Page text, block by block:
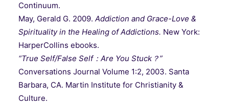
Continuum.
May, Gerald G. 2009. Addiction and Grace-Love &
Spirituality in the Healing of Addictions. New York:
HarperCollins ebooks.
“True Self/False Self：Are You Stuck？”
Conversations Journal Volume 1:2, 2003. Santa
Barbara, CA. Martin Institute for Christianity &
Culture.